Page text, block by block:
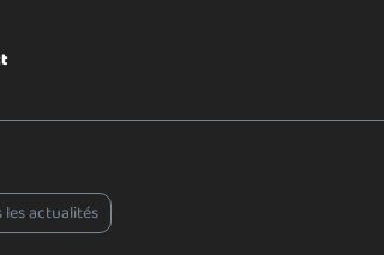
les actualités